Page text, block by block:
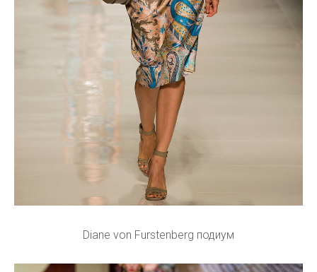
Diane von Furstenberg подиум